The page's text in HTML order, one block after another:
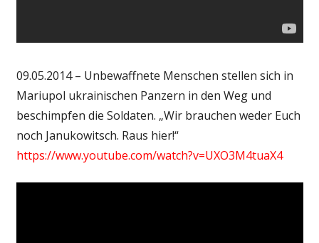
09.05.2014 – Unbewaffnete Menschen stellen sich in
Mariupol ukrainischen Panzern in den Weg und
beschimpfen die Soldaten. „Wir brauchen weder Euch
noch Janukowitsch. Raus hier!“
https://www.youtube.com/watch?v=UXO3M4tuaX4